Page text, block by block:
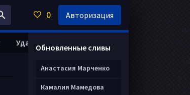
Удалить анкету
Обновленные сливы
Анастасия Марченко
Камалия Мамедова
0 Авторизация